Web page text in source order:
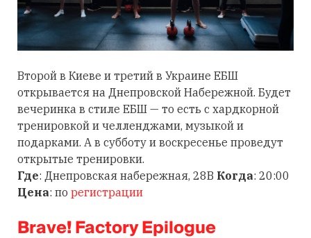
Второй в Киеве и третий в Украине ЕБШ
открывается на Днепровской Набережной. Будет
вечеринка в стиле ЕБШ — то есть с хардкорной
тренировкой и челленджами, музыкой и
подарками. А в субботу и воскресенье проведут
открытые тренировки.
Где: Днепровская набережная, 28В Когда: 20:00
Цена: по регистрации
Brave! Factory Epilogue